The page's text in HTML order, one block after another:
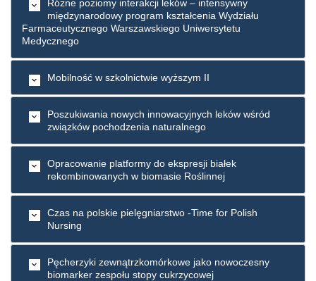
Różne poziomy interakcji leków – intensywny
międzynarodowy program kształcenia Wydziału
Farmaceutycznego Warszawskiego Uniwersytetu
Medycznego
Mobilność w szkolnictwie wyższym II
Poszukiwania nowych innowacyjnych leków wśród
związków pochodzenia naturalnego
Opracowanie platformy do ekspresji białek
rekombinowanych w biomasie Roślinnej
Czas na polskie pielęgniarstwo -Time for Polish
Nursing
Pęcherzyki zewnątrzkomórkowe jako nowoczesny
biomarker zespołu stopy cukrzycowej